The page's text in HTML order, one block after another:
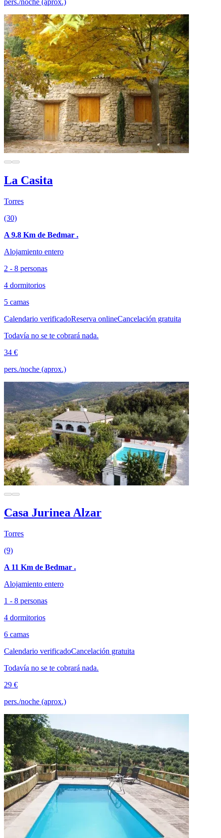
pers./noche (aprox.)
La Casita
Torres
(30)
A 9.8 Km de Bedmar .
Alojamiento entero
2 - 8 personas
4 dormitorios
5 camas
Calendario verificadoReserva onlineCancelación gratuita
Todavía no se te cobrará nada.
34 €
pers./noche (aprox.)
Casa Jurinea Alzar
Torres
(9)
A 11 Km de Bedmar .
Alojamiento entero
1 - 8 personas
4 dormitorios
6 camas
Calendario verificadoCancelación gratuita
Todavía no se te cobrará nada.
29 €
pers./noche (aprox.)